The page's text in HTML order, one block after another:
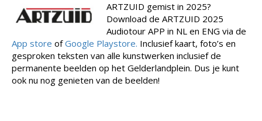
ARTZUID gemist in 2025?
Download de ARTZUID 2025
Audiotour APP in NL en ENG via de
App store ofGoogle Playstore. Inclusief kaart, foto’s en
gesproken teksten van alle kunstwerken inclusief de
permanente beelden op het Gelderlandplein. Dus je kunt
ook nu nog genieten van de beelden!